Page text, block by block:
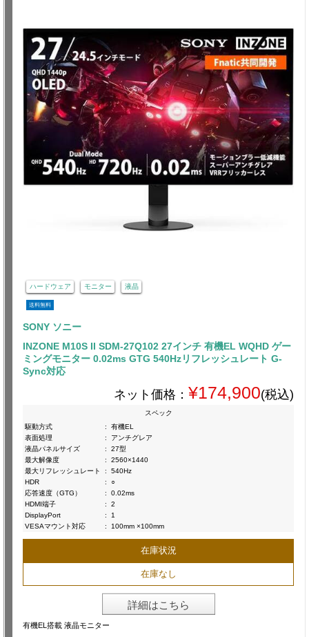
ハードウェア モニター 液晶
送料無料
SONY ソニー
INZONE M10S II SDM-27Q102 27インチ 有機EL WQHD ゲー
ミングモニター 0.02ms GTG 540Hzリフレッシュレート G-
Sync対応
ネット価格： ¥174,900(税込)
スペック
駆動方式
:
有機EL
表面処理
:
アンチグレア
液晶パネルサイズ
:
27型
最大解像度
:
2560×1440
最大リフレッシュレート
:
540Hz
HDR
:
○
応答速度（GTG）
:
0.02ms
HDMI端子
:
2
DisplayPort
:
1
VESAマウント対応
: 100mm ×100mm
在庫状況
在庫なし
詳細はこちら
有機EL搭載 液晶モニター